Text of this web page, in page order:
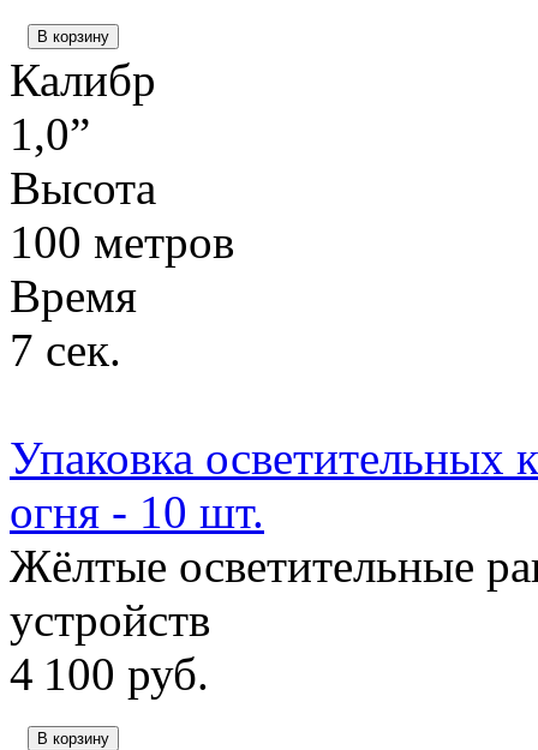
В корзину
Калибр
1,0”
Высота
100 метров
Время
7 сек.
Упаковка осветительных
огня - 10 шт.
Жёлтые осветительные
устройств
4 100 руб.
В корзину